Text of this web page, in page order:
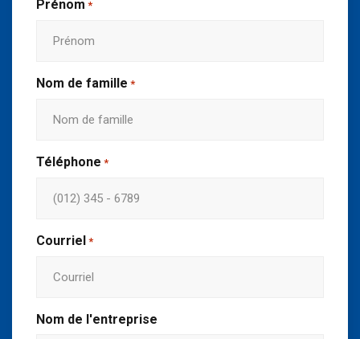
Prénom *
Nom de famille *
Téléphone *
Courriel *
Nom de l'entreprise